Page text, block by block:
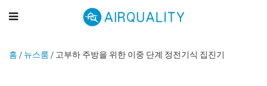
홈 / 뉴스룸 / 고부하 주방을 위한 이중 단계 정전기식 집진기